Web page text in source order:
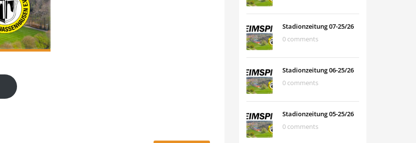
Stadionzeitung 07-25/26
0 comments
Stadionzeitung 06-25/26
0 comments
Stadionzeitung 05-25/26
0 comments